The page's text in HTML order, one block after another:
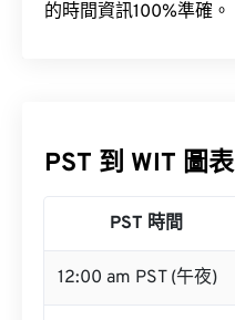
的時間資訊100%準確。
PST 到 WIT 圖表
PST 時間
12:00 am PST (午夜)